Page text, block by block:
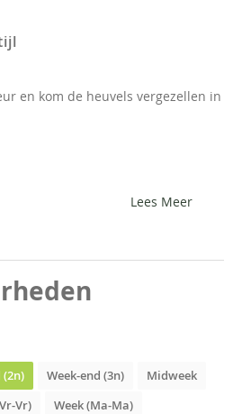
en kom de heuvels vergezellen in
Lees Meer
(2n) Week-end (3n)
Midweek
Vr)
Week (Ma-Ma)